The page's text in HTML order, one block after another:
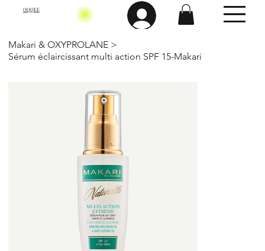
OQQEE
Makari & OXYPROLANE >
Sérum éclaircissant multi action SPF 15-Makari